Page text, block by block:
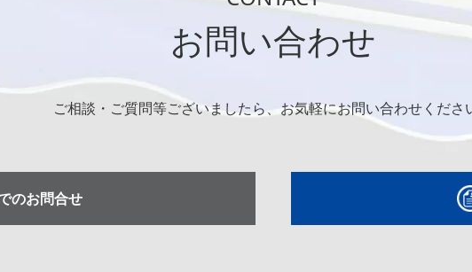
お問い合わせ
ご相談・ご質問等ございましたら、お気軽にお問い合わせくださ
のお問合せ